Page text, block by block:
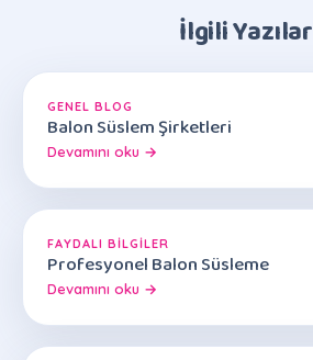
İlgili Yazılar
GENEL BLOG
Balon Süslem Şirketleri
Devamını oku →
FAYDALI BILGILER
Profesyonel Balon Süsleme
Devamını oku →